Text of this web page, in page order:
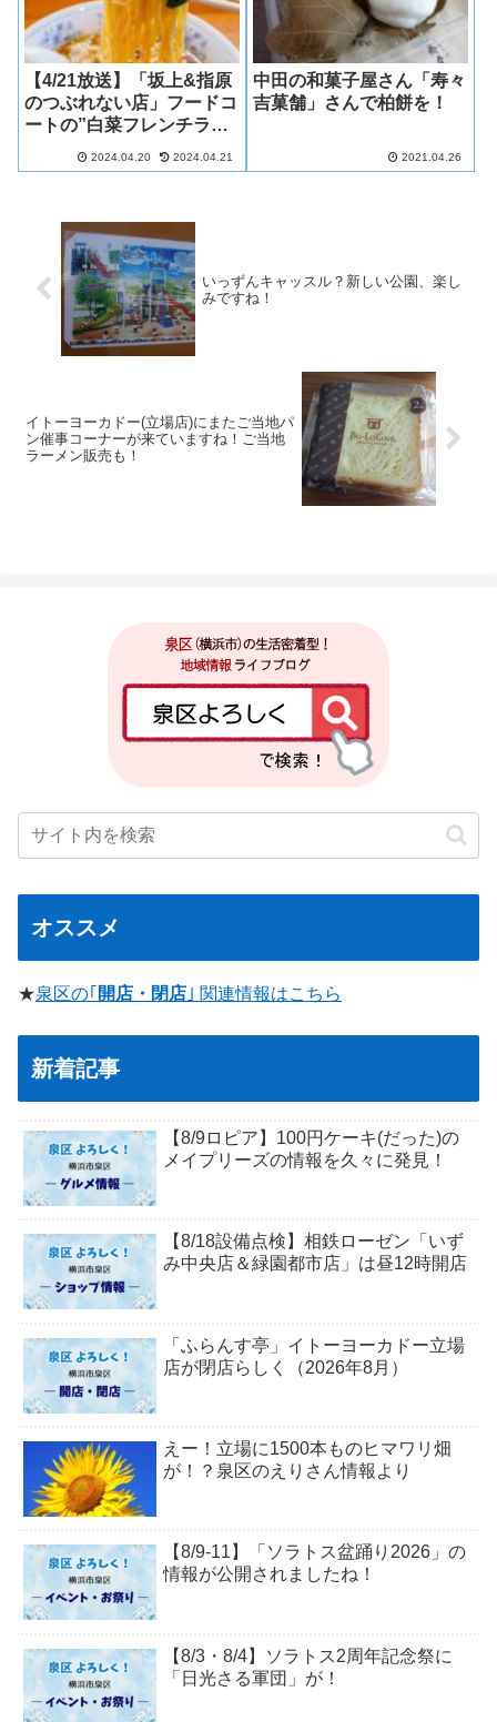
【4/21放送】「坂上&指原
のつぶれない店」フードコ
ートの”白菜フレンチラー
ゆめが丘ソラトスにオープ
2024.04.20 2024.04.21
中田の和菓子屋さん「寿々
吉菓舗」さんで柏餅を！
2021.04.26
いっずんキャッスル？新しい公園、楽し
みですね！
イトーヨーカドー(立場店)にまたご当地パ
ン催事コーナーが来ていますね！ご当地
ラーメン販売も！
オススメ
★泉区の｢ 開店・閉店 ｣ 関連情報はこちら
新着記事
【8/9ロピア】100円ケーキ(だった)の
メイプリーズの情報を久々に発見！
【8/18設備点検】相鉄ローゼン「いず
み中央店＆緑園都市店」は昼12時開店
「ふらんす亭」イトーヨーカドー立場
店が閉店らしく（2026年8月）
えー！立場に1500本ものヒマワリ畑
が！？泉区のえりさん情報より
【8/9-11】「ソラトス盆踊り2026」の
情報が公開されましたね！
【8/3・8/4】ソラトス2周年記念祭に
「日光さる軍団」が！